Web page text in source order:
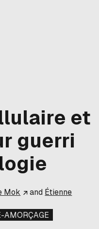
et
guerri
Mok and Étienne
AMORÇAGE